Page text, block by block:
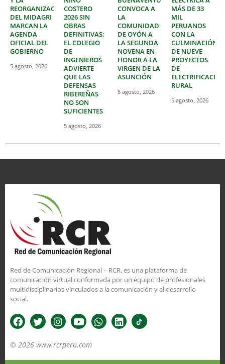
REORGANIZACIÓN
DEL MIDAGRI
MARCAN LA
AGENDA
OFICIAL DEL
GOBIERNO
5 agosto, 2026
COSTERO
2026 SIN
OBRAS
DEFINITIVAS:
EL COLEGIO
DE
INGENIEROS
ADVIERTE
QUE LAS
DEFENSAS
RIBEREÑAS
NO SON
SUFICIENTES
5 agosto, 2026
CONVOCA A
LA
COMUNIDAD
DE OYÓN A
LA SEGUNDA
NOVENA EN
HONOR A LA
VIRGEN DE LA
ASUNCIÓN
5 agosto, 2026
MÁS DE 33
MIL
PERUANOS
CON LA
CULMINACIÓN
DE NUEVE
PROYECTOS
DE
ELECTRIFICACIÓN
RURAL
5 agosto, 2026
Red de Comunicación Regional – RCR, es una plataforma de
comunicación virtual conformada por un equipo de profesionales
multidisciplinarios vinculados a la comunicación y al desarrollo
social.
© 2026 www.rcrperu.com